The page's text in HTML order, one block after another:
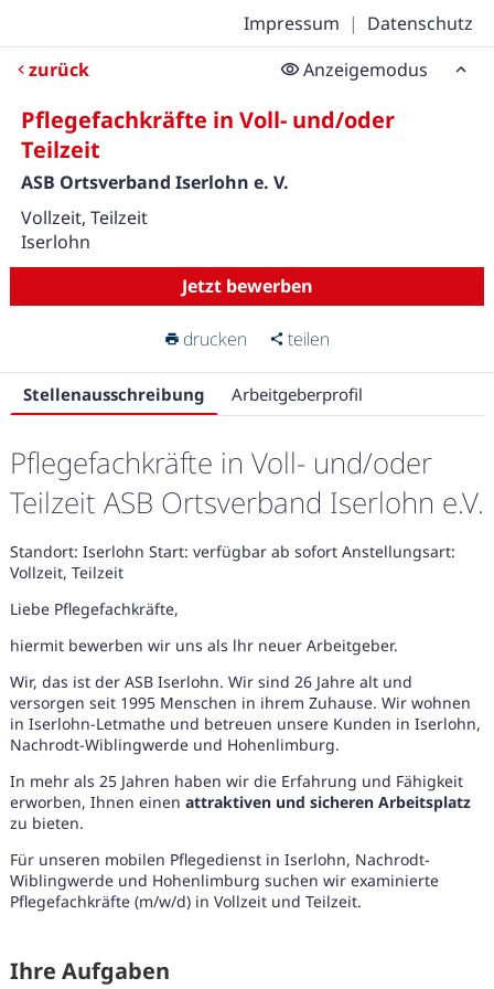
Impressum | Datenschutz
zurück
Anzeigemodus
Pflegefachkräfte in Voll- und/oder
Teilzeit
ASB Ortsverband Iserlohn e. V.
Vollzeit, Teilzeit
Iserlohn
Jetzt bewerben
drucken teilen
Stellenausschreibung Arbeitgeberprofil
Pflegefachkräfte in Voll- und/oder
Teilzeit ASB Ortsverband Iserlohn e.V.
Standort: Iserlohn Start: verfügbar ab sofort Anstellungsart:
Vollzeit, Teilzeit
Liebe Pflegefachkräfte,
hiermit bewerben wir uns als lhr neuer Arbeitgeber.
Wir, das ist der ASB Iserlohn. Wir sind 26 Jahre alt und
versorgen seit 1995 Menschen in ihrem Zuhause. Wir wohnen
in Iserlohn-Letmathe und betreuen unsere Kunden in Iserlohn,
Nachrodt-Wiblingwerde und Hohenlimburg.
In mehr als 25 Jahren haben wir die Erfahrung und Fähigkeit
erworben, Ihnen einen attraktiven und sicheren Arbeitsplatz
zu bieten.
Für unseren mobilen Pflegedienst in Iserlohn, Nachrodt-
Wiblingwerde und Hohenlimburg suchen wir examinierte
Pflegefachkräfte (m/w/d) in Vollzeit und Teilzeit.
Ihre Aufgaben